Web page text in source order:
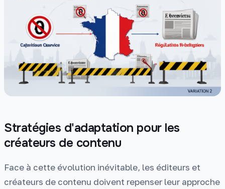
Stratégies d'adaptation pour les
créateurs de contenu
Face à cette évolution inévitable, les éditeurs et
créateurs de contenu doivent repenser leur approche